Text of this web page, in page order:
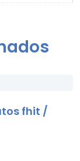
fhit /